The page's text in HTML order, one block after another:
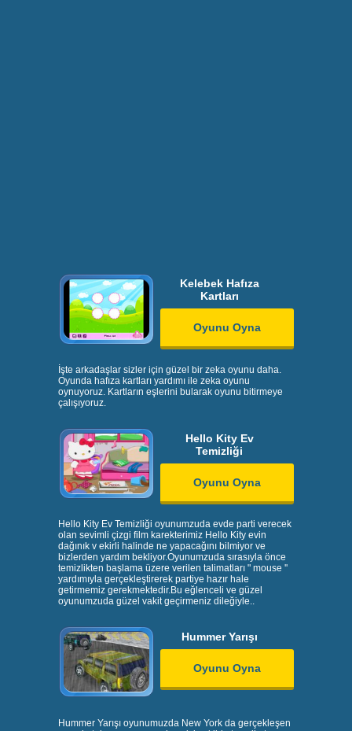
Kelebek Hafıza
Kartları
Oyunu Oyna
İşte arkadaşlar sizler için güzel bir zeka oyunu daha.
Oyunda hafıza kartları yardımı ile zeka oyunu
oynuyoruz. Kartların eşlerini bularak oyunu bitirmeye
çalışıyoruz.
Hello Kity Ev
Temizliği
Oyunu Oyna
Hello Kity Ev Temizliği oyunumzuda evde parti verecek
olan sevimli çizgi film karekterimiz Hello Kity evin
dağınık v ekirli halinde ne yapacağını bilmiyor ve
bizlerden yardım bekliyor.Oyunumzuda sırasıyla önce
temizlikten başlama üzere verilen talimatları " mouse ''
yardımıyla gerçekleştirerek partiye hazır hale
getirmemiz gerekmektedir.Bu eğlenceli ve güzel
oyunumzuda güzel vakit geçirmeniz dileğiyle..
Hummer Yarışı
Oyunu Oyna
Hummer Yarışı oyunumuzda New York da gerçekleşen